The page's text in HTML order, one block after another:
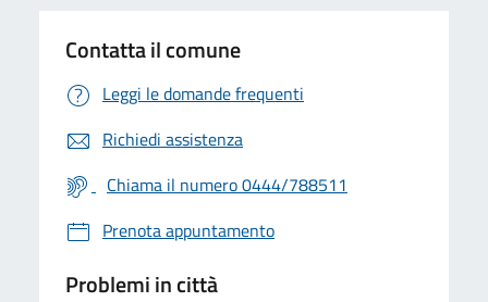
Contatta il comune
Leggi le domande frequenti
Richiedi assistenza
Chiama il numero 0444/788511
Prenota appuntamento
Problemi in città